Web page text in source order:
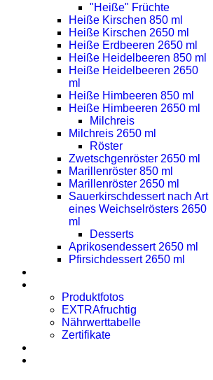
"Heiße" Früchte
Heiße Kirschen 850 ml
Heiße Kirschen 2650 ml
Heiße Erdbeeren 2650 ml
Heiße Heidelbeeren 850 ml
Heiße Heidelbeeren 2650
ml
Heiße Himbeeren 850 ml
Heiße Himbeeren 2650 ml
Milchreis
Milchreis 2650 ml
Röster
Zwetschgenröster 2650 ml
Marillenröster 850 ml
Marillenröster 2650 ml
Sauerkirschdessert nach Art
eines Weichselrösters 2650
ml
Desserts
Aprikosendessert 2650 ml
Pfirsichdessert 2650 ml
Produktfotos
EXTRAfruchtig
Nährwerttabelle
Zertifikate